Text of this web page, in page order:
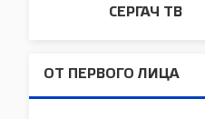
СЕРГАЧ ТВ
ОТ ПЕРВОГО ЛИЦА